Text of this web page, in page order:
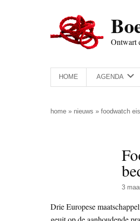
Ontwart
HOME AGENDA
home » nieuws » foodwatch
3
Drie Europese